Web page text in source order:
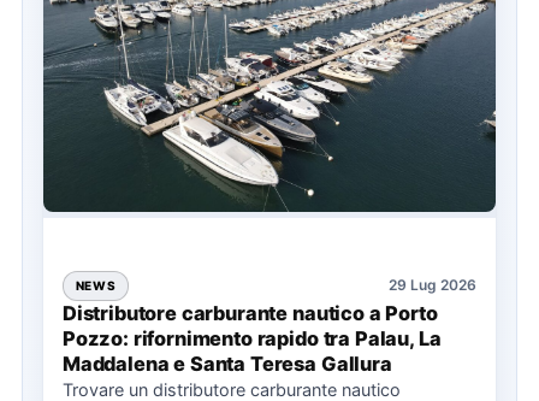
NEWS 29 Lug 2026
Distributore carburante nautico a Porto
Pozzo: rifornimento rapido tra Palau, La
Maddalena e Santa Teresa Gallura
Trovare un distributore carburante nautico